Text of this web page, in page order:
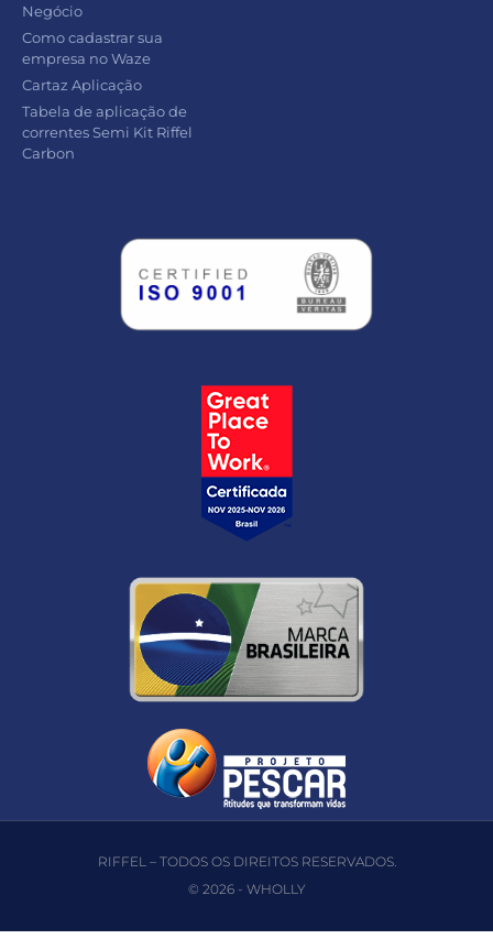
Negócio
Como cadastrar sua
empresa no Waze
Cartaz Aplicação
Tabela de aplicação de
correntes Semi Kit Riffel
Carbon
RIFFEL – TODOS OS DIREITOS RESERVADOS.
© 2026 - WHOLLY